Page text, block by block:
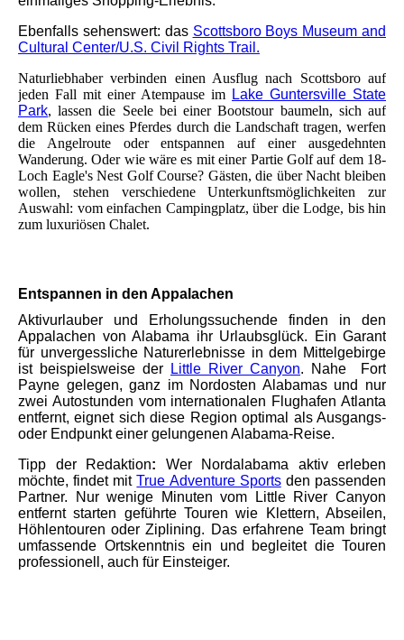
Ebenfalls sehenswert: das Scottsboro Boys Museum and
Cultural Center/U.S. Civil Rights Trail.
Naturliebhaber verbinden einen Ausflug nach Scottsboro auf
jeden Fall mit einer Atempause im Lake Guntersville State
Park, lassen die Seele bei einer Bootstour baumeln, sich auf
dem Rücken eines Pferdes durch die Landschaft tragen, werfen
die Angelroute oder entspannen auf einer ausgedehnten
Wanderung. Oder wie wäre es mit einer Partie Golf auf dem 18-
Loch Eagle's Nest Golf Course? Gästen, die über Nacht bleiben
wollen, stehen verschiedene Unterkunftsmöglichkeiten zur
Auswahl: vom einfachen Campingplatz, über die Lodge, bis hin
zum luxuriösen Chalet.
Entspannen in den Appalachen
Aktivurlauber und Erholungssuchende finden in den
Appalachen von Alabama ihr Urlaubsglück. Ein Garant
für unvergessliche Naturerlebnisse in dem Mittelgebirge
ist beispielsweise der
Little River Canyon. Nahe Fort
Payne gelegen, ganz im Nordosten Alabamas und nur
zwei Autostunden vom internationalen Flughafen Atlanta
entfernt, eignet sich diese Region optimal als Ausgangs-
oder Endpunkt einer gelungenen Alabama-Reise.
Tipp der Redaktion: Wer Nordalabama aktiv erleben
möchte, findet mitTrue Adventure Sportsden passenden
Partner. Nur wenige Minuten vom Little River Canyon
entfernt starten geführte Touren wie Klettern, Abseilen,
Höhlentouren oder Ziplining. Das erfahrene Team bringt
umfassende Ortskenntnis ein und begleitet die Touren
professionell, auch für Einsteiger.